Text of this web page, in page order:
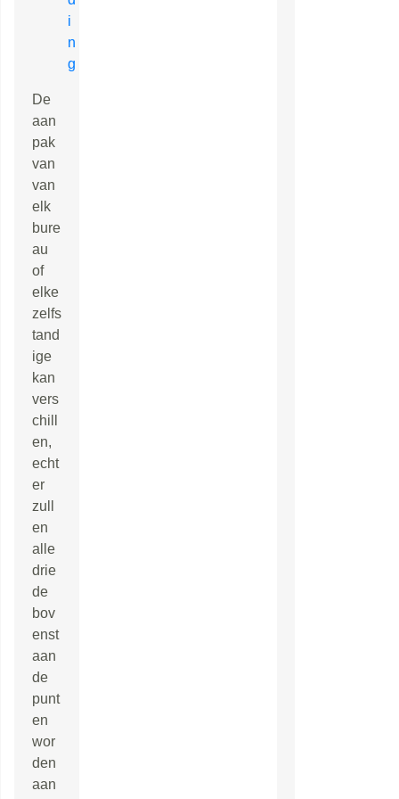
i
n
g
De
aan
pak
van
van
elk
bure
au
of
elke
zelfs
tand
ige
kan
vers
chill
en,
echt
er
zull
en
alle
drie
de
bov
enst
aan
de
punt
en
wor
den
aan